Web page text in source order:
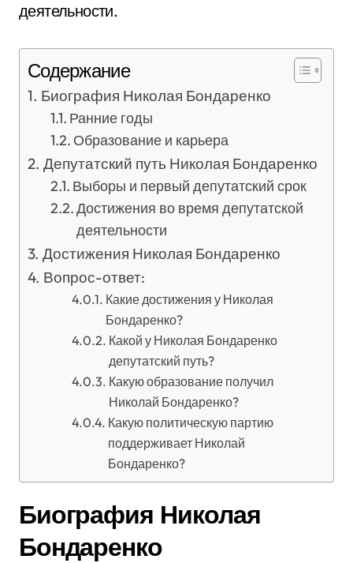
деятельности.
Содержание
Биография Николая Бондаренко
Ранние годы
Образование и карьера
Депутатский путь Николая Бондаренко
Выборы и первый депутатский срок
Достижения во время депутатской
деятельности
Достижения Николая Бондаренко
Вопрос-ответ:
Какие достижения у Николая
Бондаренко?
Какой у Николая Бондаренко
депутатский путь?
Какую образование получил
Николай Бондаренко?
Какую политическую партию
поддерживает Николай
Бондаренко?
Биография Николая
Бондаренко